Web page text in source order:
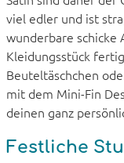
viel edler und ist
wunderbare schicke
Kleidungsstück
Beuteltäschchen
mit dem Mini-Fin
deinen ganz
Festliche